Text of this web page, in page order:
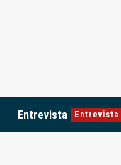
Entrevista Entrevista